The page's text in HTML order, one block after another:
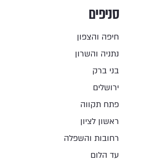
סניפים
חיפה והצפון
נתניה והשרון
בני ברק
ירושלים
פתח תקווה
ראשון לציון
רחובות והשפלה
עד הלום